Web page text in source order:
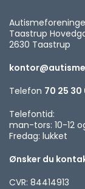
Taastrup
2630 Taastrup
Telefon 70 25 30
Telefontid:
man-tors: 10-12
Fredag: lukket
Ønsker du
CVR: 84414913